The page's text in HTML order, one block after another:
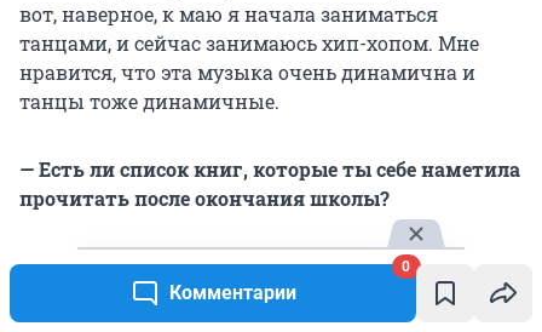
Комментарии
0
вот, наверное, к маю я начала заниматься
танцами, и сейчас занимаюсь хип-хопом. Мне
нравится, что эта музыка очень динамична и
танцы тоже динамичные.
— Есть ли список книг, которые ты себе наметила
прочитать после окончания школы?
— Да, я хочу дочитать «Идиота» Достоевского.
Начала читать перед ЕГЭ, но это большая книга,
которую сложно читать, потому что надо сидеть и